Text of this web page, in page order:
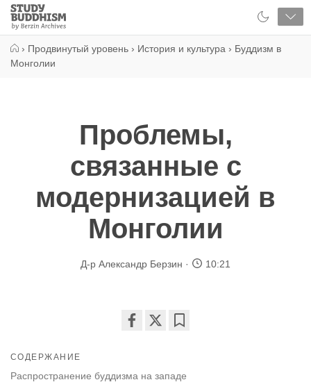
Close
Study
Buddhism
› Продвинутый уровень › История и культура › Буддизм в
Монголии
Проблемы,
связанные с
модернизацией в
Монголии
Д-р Александр Берзин 10:21
СОДЕРЖАНИЕ
Распространение буддизма на западе